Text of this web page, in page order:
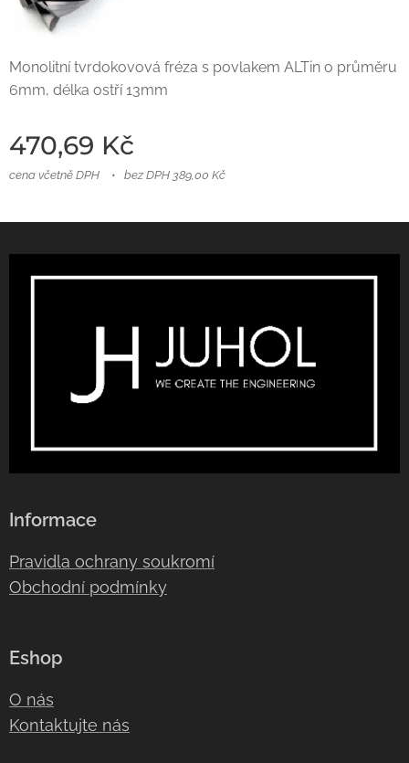
Monolitní tvrdokovová fréza s povlakem ALTin o průměru
6mm, délka ostří 13mm
470,69 Kč
cena včetně DPH bez DPH 389,00 Kč
Informace
Pravidla ochrany soukromí
Obchodní podmínky
Eshop
O nás
Kontaktujte nás